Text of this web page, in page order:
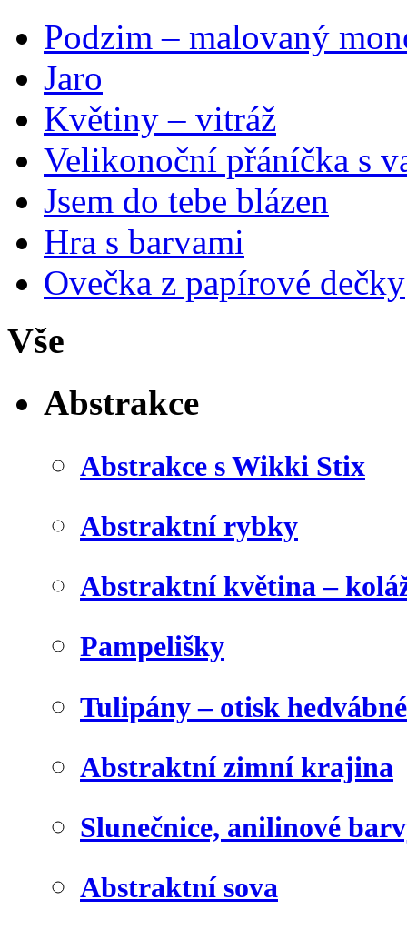
Podzim – malovaný
Jaro
Květiny – vitráž
Velikonoční přáníčka s
Jsem do tebe blázen
Hra s barvami
Ovečka z papírové dečky
Vše
Abstrakce
Abstrakce s Wikki Stix
Abstraktní rybky
Abstraktní květina –
Pampelišky
Tulipány – otisk
Abstraktní zimní krajina
Slunečnice, anilinové
Abstraktní sova